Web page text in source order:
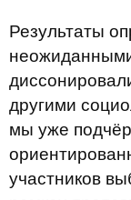
Результаты
неожиданными
другими
мы уже
участников